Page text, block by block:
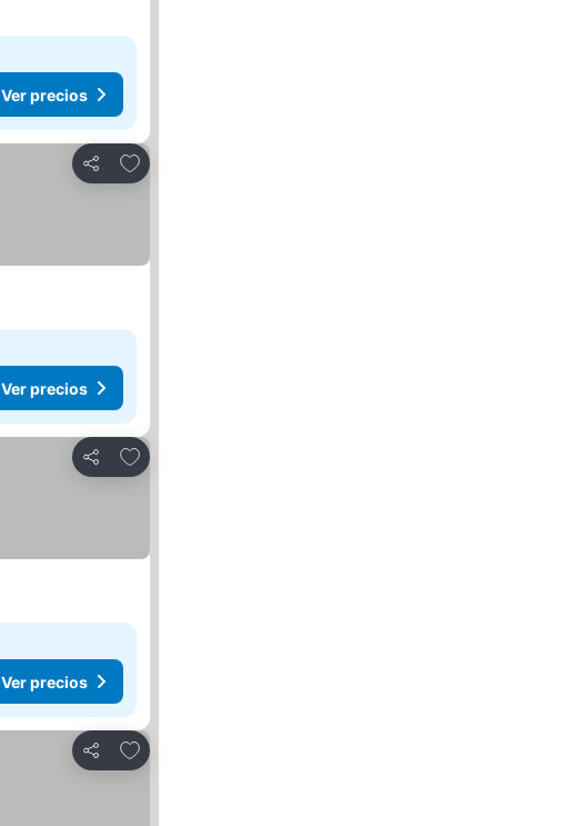
Ver precios
Compartir
Agregar a favoritos
Ver precios
Compartir
Agregar a favoritos
Ver precios
Compartir
Agregar a favoritos